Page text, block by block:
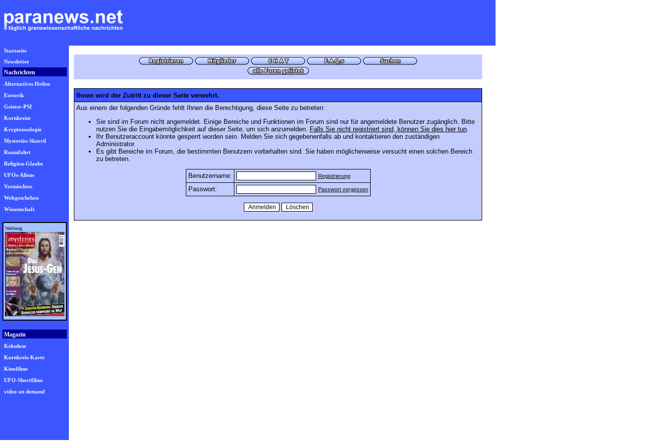
Startseite
Newsletter
Nachrichten
Alternatives Heilen
Esoterik
Geister-PSI
Kornkreise
Kryptozoologie
Mysteriös-Skurril
Raumfahrt
Religion-Glaube
UFOs-Aliens
Vermischtes
Weltgeschehen
Wissenschaft
Werbung
Magazin
Keksdose
Kornkreis-Karte
Kinofilme
UFO-Shortfilms
video on demand
Ihnen wird der Zutritt zu dieser Seite verwehrt.
Aus einem der folgenden Gründe fehlt Ihnen die Berechtigung, diese Seite zu betreten:
Sie sind im Forum nicht angemeldet. Einige Bereiche und Funktionen im Forum sind nur für angemeldete Benutzer zugänglich. Bitte
nutzen Sie die Eingabemöglichkeit auf dieser Seite, um sich anzumelden. Falls Sie nicht registriert sind, können Sie dies hier tun.
Ihr Benutzeraccount könnte gesperrt worden sein. Melden Sie sich gegebenenfalls ab und kontaktieren den zuständigen
Administrator.
Es gibt Bereiche im Forum, die bestimmten Benutzern vorbehalten sind. Sie haben möglicherweise versucht einen solchen Bereich
zu betreten.
Benutzername: Registrierung
Passwort: Passwort vergessen